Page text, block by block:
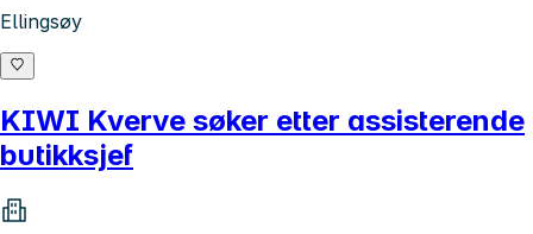
Ellingsøy
KIWI Kverve søker etter assisterende
butikksjef